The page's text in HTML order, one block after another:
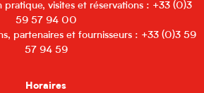
pratique, visites et réservations : +33 (0)3
59 57 94 00
partenaires et fournisseurs : +33 (0)3 59
57 94 59
Horaires